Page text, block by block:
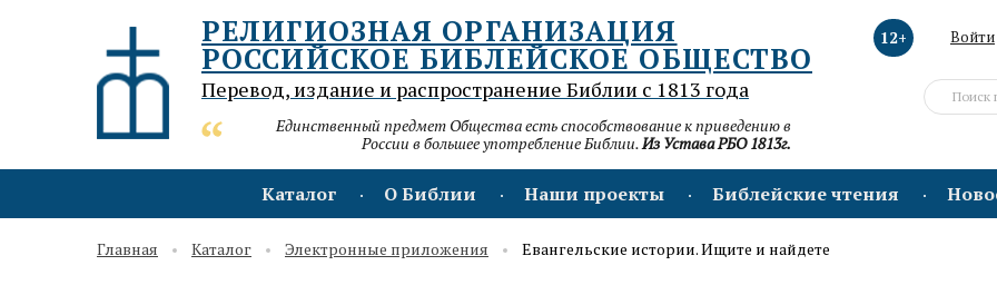
РЕЛИГИОЗНАЯ ОРГАНИЗАЦИЯ
РОССИЙСКОЕ БИБЛЕЙСКОЕ ОБЩЕСТВО
Перевод, издание и распространение Библии с 1813 года
Единственный предмет Общества есть способствование к приведению в
России в большее употребление Библии.Из Устава РБО 1813г.
12+ Войти
Каталог О Библии Наши проекты Библейские чтения
Главная Каталог Электронные приложения Евангельские истории. Ищите и найдете